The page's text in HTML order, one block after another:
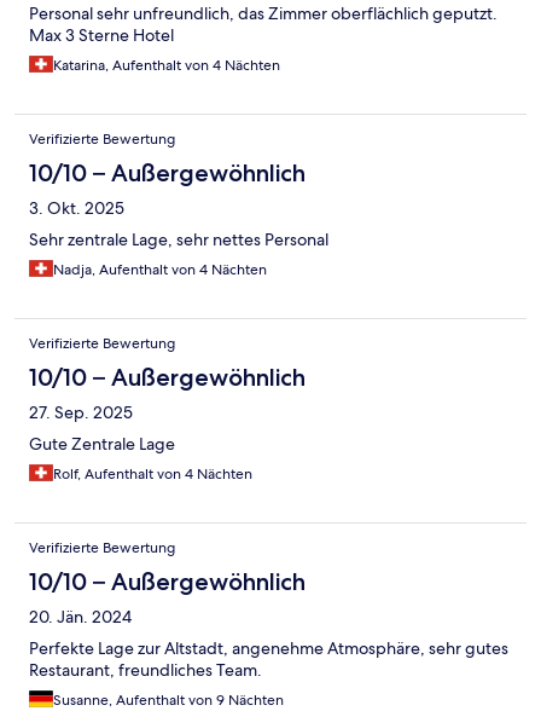
Personal sehr unfreundlich, das Zimmer oberflächlich geputzt.
Max 3 Sterne Hotel
Katarina, Aufenthalt von 4 Nächten
Verifizierte Bewertung
10/10 – Außergewöhnlich
3. Okt. 2025
Sehr zentrale Lage, sehr nettes Personal
Nadja, Aufenthalt von 4 Nächten
Verifizierte Bewertung
10/10 – Außergewöhnlich
27. Sep. 2025
Gute Zentrale Lage
Rolf, Aufenthalt von 4 Nächten
Verifizierte Bewertung
10/10 – Außergewöhnlich
20. Jän. 2024
Perfekte Lage zur Altstadt, angenehme Atmosphäre, sehr gutes
Restaurant, freundliches Team.
Susanne, Aufenthalt von 9 Nächten